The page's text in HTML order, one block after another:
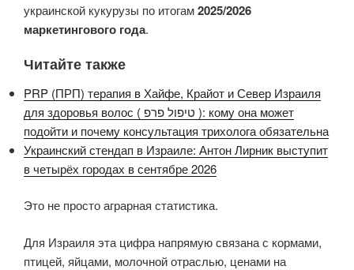
украинской кукурузы по итогам2025/2026
маркетингового года.
Читайте также
PRP (ПРП) терапия в Хайфе, Крайот и Север Израиля
для здоровья волос ( טיפול פרפ ): кому она может
подойти и почему консультация трихолога обязательна
Украинский стендап в Израиле: Антон Лирник выступит
в четырёх городах в сентябре 2026
Это не просто аграрная статистика.
Для Израиля эта цифра напрямую связана с кормами,
птицей, яйцами, молочной отраслью, ценами на